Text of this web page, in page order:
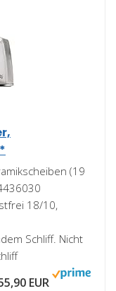
(19
18/10,
Schliff. Nicht
EUR